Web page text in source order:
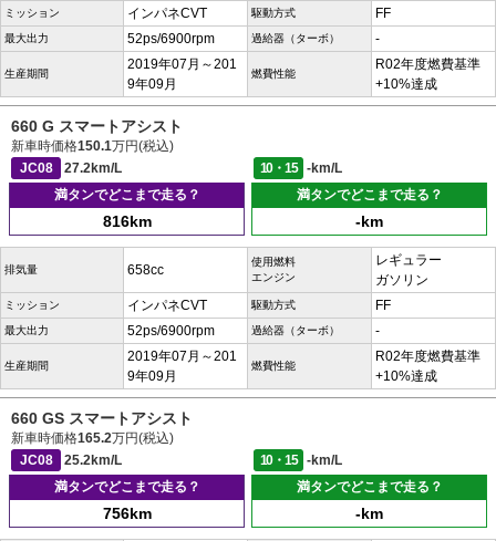
ミッション インパネCVT 駆動方式 FF
最大出力 52ps/6900rpm 過給器（ターボ） -
生産期間
2019年07月～201
9年09月
燃費性能
R02年度燃費基準
+10%達成
660 G スマートアシスト
新車時価格150.1万円(税込)
JC08
27.2km/L 10・15
-km/L
満タンでどこまで走る？
816km
満タンでどこまで走る？
-km
排気量 658cc
使用燃料
エンジン
レギュラー
ガソリン
ミッション インパネCVT 駆動方式 FF
最大出力 52ps/6900rpm 過給器（ターボ） -
生産期間
2019年07月～201
9年09月
燃費性能
R02年度燃費基準
+10%達成
660 GS スマートアシスト
新車時価格165.2万円(税込)
JC08
25.2km/L 10・15
-km/L
満タンでどこまで走る？
756km
満タンでどこまで走る？
-km